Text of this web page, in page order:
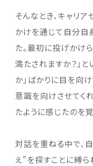
そんなとき、キャリ
かけを通じて自分自
た。最初に投げかけ
満たされますか？」と
か」ばかりに目を向
意識を向けさせてく
たように感じたのを
対話を重ねる中で、
え”を探すことに縛